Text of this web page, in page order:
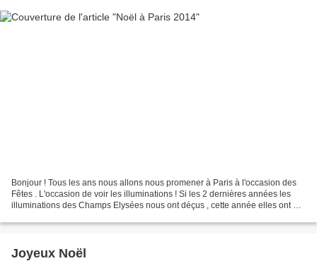
Bonjour ! Tous les ans nous allons nous promener à Paris à l'occasion des
Fêtes . L'occasion de voir les illuminations ! Si les 2 dernières années les
illuminations des Champs Elysées nous ont déçus , cette année elles ont été
Joyeux Noël